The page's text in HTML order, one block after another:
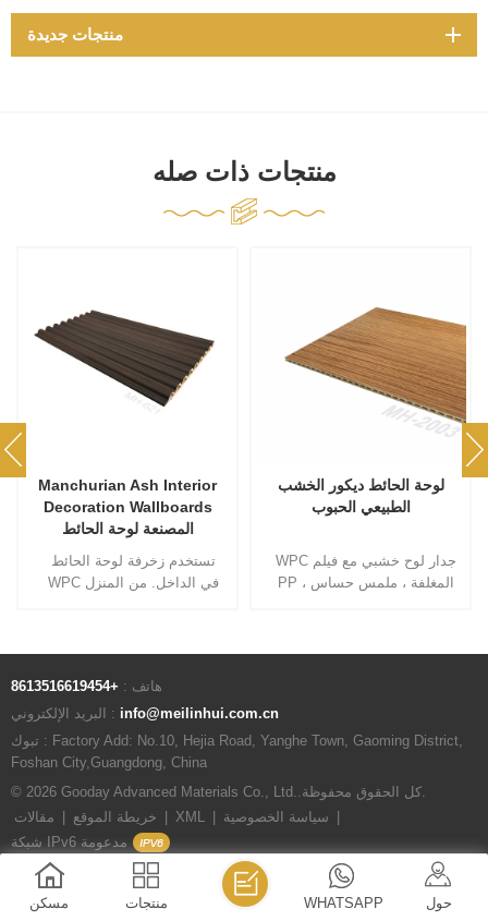
منتجات جديدة
منتجات ذات صله
لوحة الحائط ديكور الخشب
الطبيعي الحبوب
WPC جدار لوح خشبي مع فيلم
PP المغلفة ، ملمس حساس ،
بولي كلوريد الفينيل الألياف
الخيزران نظرة الرخام الجدار
نمط سطح جدار واحد ، نمط
حياة واحد. الإضاءة الفاخرة بولي
هاتف : +8613516619454
البريد الإلكتروني : info@meilinhui.com.cn
تبوك : Factory Add: No.10, Hejia Road, Yanghe Town, Gaoming District,
Foshan City,Guangdong, China
مقالات | خريطة الموقع | XML | سياسة الخصوصية |
شبكة IPv6 مدعومة
مسكن منتجات حول WHATSAPP